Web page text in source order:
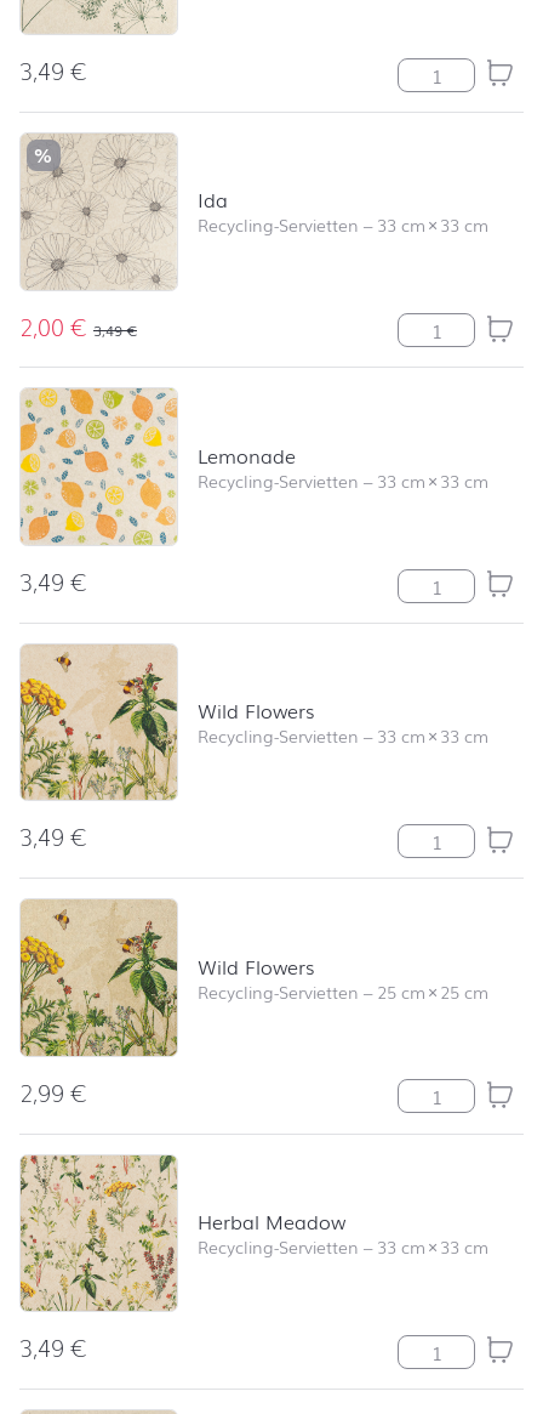
3,49€ Harmony
%
Ida
Recycling-Servietten –33 cm×33 cm
2,00€ 3,49€ Ida Menge
Lemonade
Recycling-Servietten –33 cm×33 cm
3,49€ Lemonade
Wild Flowers
Recycling-Servietten –33 cm×33 cm
3,49€ Wild Flowers
Wild Flowers
Recycling-Servietten –25 cm×25 cm
2,99€ Wild Flowers
Herbal Meadow
Recycling-Servietten –33 cm×33 cm
3,49€ Herbal